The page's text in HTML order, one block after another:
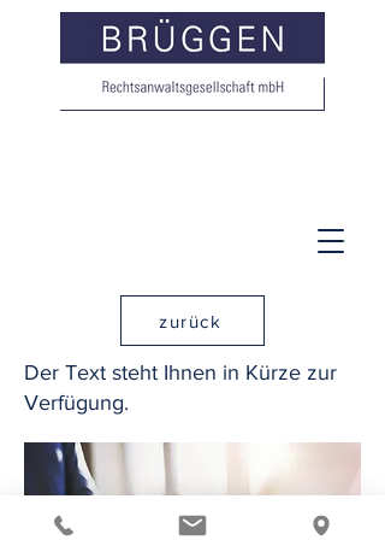
zurück
Der Text steht Ihnen in Kürze zur
Verfügung.